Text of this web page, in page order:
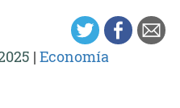
| Economía